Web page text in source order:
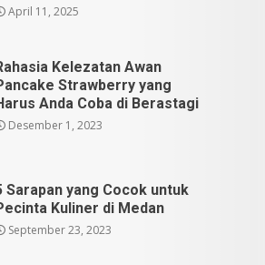
April 11, 2025
Kelezatan Awan
Strawberry yang
Anda Coba di Berastagi
Desember 1, 2023
Sarapan yang Cocok untuk
Kuliner di Medan
September 23, 2023